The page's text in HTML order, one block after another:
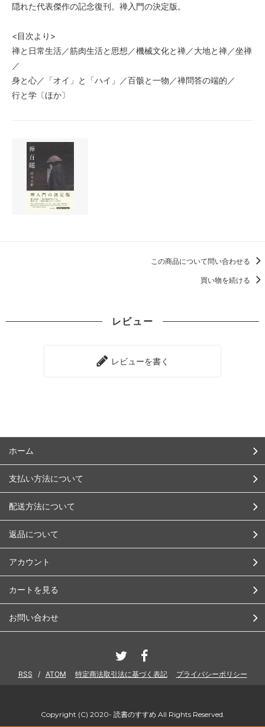
隠れた代表傑作の記念復刊。禅入門の決定版。
<目次より>
禅と日常生活／筋肉生活と思想／機械文化と禅／大地と禅／坐禅
／
身と心／「オイ」と「ハイ」／百骸と一物／禅問答の端的／
行と学〔ほか〕
この商品について問い合わせる
買い物を続ける
レビュー
レビューを書く
ホーム
支払い方法について
配送方法について
返品について
アカウント
カートを見る
お問い合わせ
RSS / ATOM 特定商法取引法に基づく表記 プライバシーポリシー
Copyright (C) 2020- 読書のすすめ All Rights Reserved.